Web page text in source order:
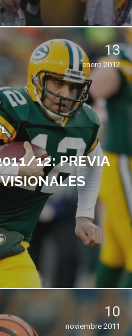
13
enero 2012
12: PREVIA
10
noviembre 2011